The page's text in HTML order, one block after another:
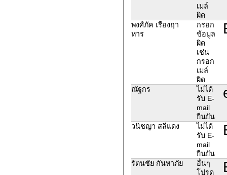
เมล์
ผิด
พงศ์ภัค เรืองฤา
หาร
กรอก
ข้อมูล
ผิด
เช่น
กรอก
เมล์
ผิด
ณัฐกร
ไม่ได้
รับ E-
mail
ยืนยัน
วนิชญา สลีแดง
ไม่ได้
รับ E-
mail
ยืนยัน
รัตนชัย กันหาภัย
อื่นๆ
โปรด